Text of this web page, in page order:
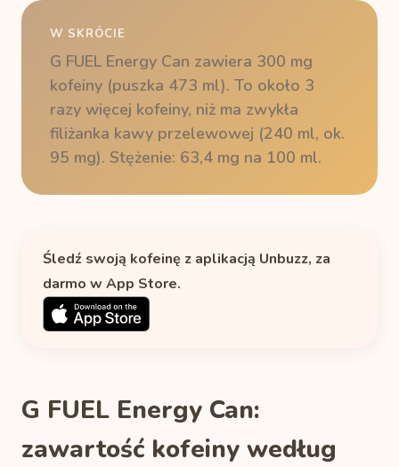
W SKRÓCIE
G FUEL Energy Can zawiera 300 mg
kofeiny (puszka 473 ml). To około 3
razy więcej kofeiny, niż ma zwykła
filiżanka kawy przelewowej (240 ml, ok.
95 mg). Stężenie: 63,4 mg na 100 ml.
Śledź swoją kofeinę z aplikacją Unbuzz, za
darmo w App Store.
G FUEL Energy Can:
zawartość kofeiny według